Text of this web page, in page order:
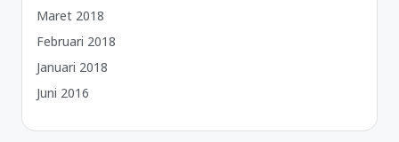
Maret 2018
Februari 2018
Januari 2018
Juni 2016